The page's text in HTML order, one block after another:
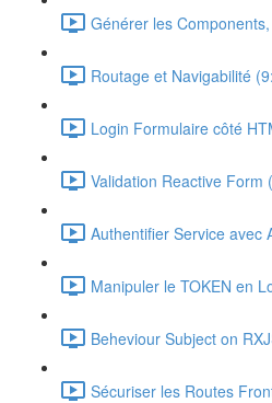
Générer les
Routage et Navigabilité
Login Formulaire côté
Validation Reactive Form
Authentifier Service avec
Manipuler le TOKEN en
Beheviour Subject on
Sécuriser les Routes